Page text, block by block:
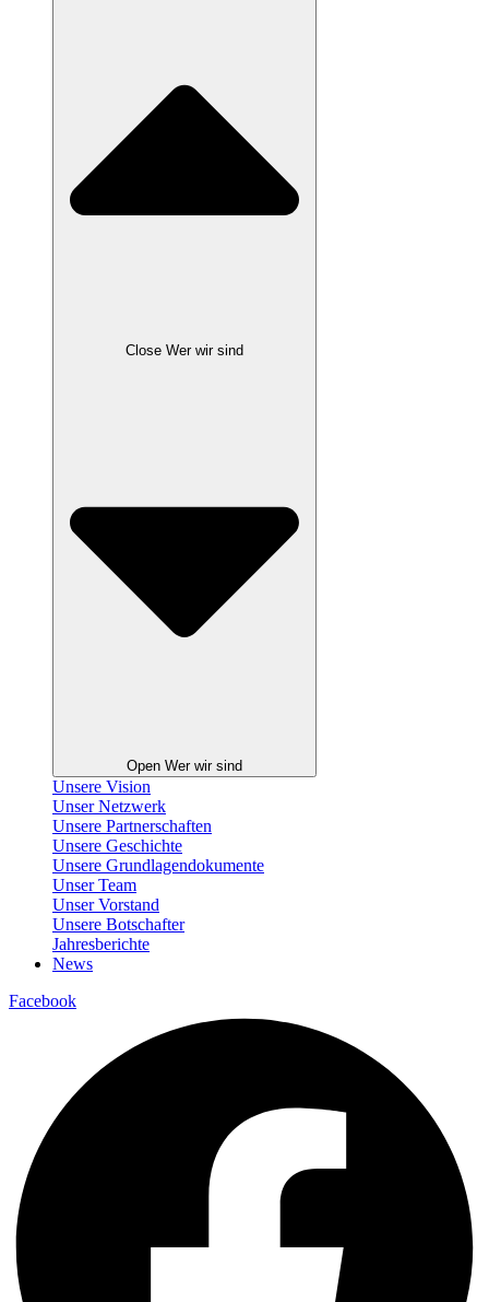
Close Wer wir sind
Open Wer wir sind
Unsere Vision
Unser Netzwerk
Unsere Partnerschaften
Unsere Geschichte
Unsere Grundlagendokumente
Unser Team
Unser Vorstand
Unsere Botschafter
Jahresberichte
News
Facebook